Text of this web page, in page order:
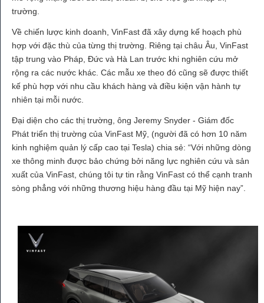
trường.
Về chiến lược kinh doanh, VinFast đã xây dựng kế hoạch phù
hợp với đặc thù của từng thị trường. Riêng tại châu Âu, VinFast
tập trung vào Pháp, Đức và Hà Lan trước khi nghiên cứu mở
rộng ra các nước khác. Các mẫu xe theo đó cũng sẽ được thiết
kế phù hợp với nhu cầu khách hàng và điều kiện vận hành tự
nhiên tại mỗi nước.
Đại diện cho các thị trường, ông Jeremy Snyder - Giám đốc
Phát triển thị trường của VinFast Mỹ, (người đã có hơn 10 năm
kinh nghiệm quản lý cấp cao tại Tesla) chia sẻ: “Với những dòng
xe thông minh được bảo chứng bởi năng lực nghiên cứu và sản
xuất của VinFast, chúng tôi tự tin rằng VinFast có thể cạnh tranh
sòng phẳng với những thương hiệu hàng đầu tại Mỹ hiện nay”.